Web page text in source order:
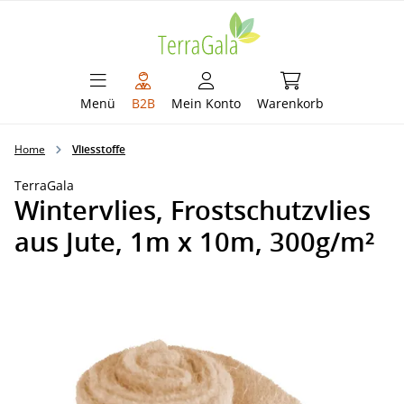
Menü B2B Mein Konto Warenkorb
Warenkorb
Home Vliesstoffe
TerraGala
Wintervlies, Frostschutzvlies
aus Jute, 1m x 10m, 300g/m²